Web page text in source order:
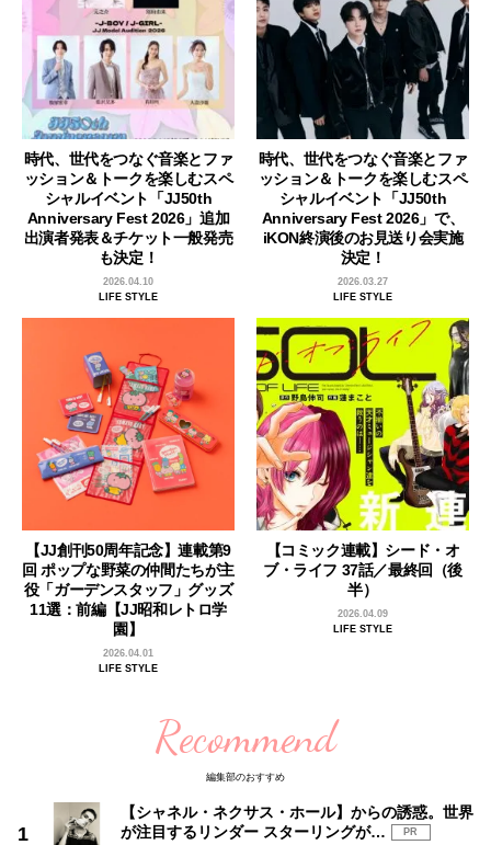
時代、世代をつなぐ音楽とファ
ッション＆トークを楽しむスペ
シャルイベント「JJ50th
Anniversary Fest 2026」追加
出演者発表＆チケット一般発売
も決定！
2026.04.10
LIFE STYLE
時代、世代をつなぐ音楽とファ
ッション＆トークを楽しむスペ
シャルイベント「JJ50th
Anniversary Fest 2026」で、
iKON終演後のお見送り会実施
決定！
2026.03.27
LIFE STYLE
【JJ創刊50周年記念】連載第9
回 ポップな野菜の仲間たちが主
役「ガーデンスタッフ」グッズ
11選：前編【JJ昭和レトロ学
園】
2026.04.01
LIFE STYLE
【コミック連載】シード・オ
ブ・ライフ 37話／最終回（後
半）
2026.04.09
LIFE STYLE
Recommend
編集部のおすすめ
【シャネル・ネクサス・ホール】からの誘惑。世界
が注目するリンダー スターリングが…
PR